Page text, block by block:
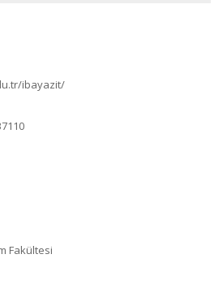
ibayazit/
Fakültesi